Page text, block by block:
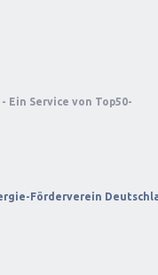
- Ein Service von Top50-